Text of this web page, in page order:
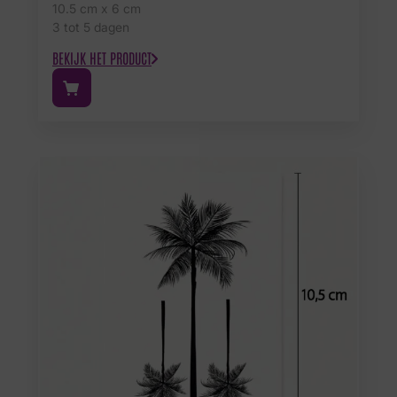
10.5 cm x 6 cm
3 tot 5 dagen
BEKIJK HET PRODUCT